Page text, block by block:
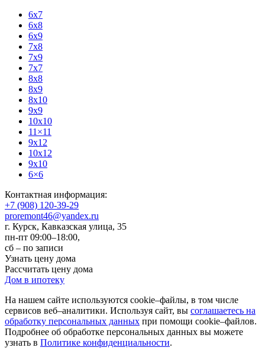
6x7
6x8
6x9
7x8
7x9
7x7
8x8
8x9
8x10
9x9
10x10
11×11
9x12
10x12
9x10
6×6
Контактная информация:
+7 (908) 120-39-29
proremont46@yandex.ru
г. Курск, Кавказская улица, 35
пн-пт 09:00–18:00,
сб – по записи
Узнать цену дома
Рассчитать цену дома
Дом в ипотеку
На нашем сайте используются cookie–файлы, в том числе
сервисов веб–аналитики. Используя сайт, вы соглашаетесь на
обработку персональных данных при помощи cookie–файлов.
Подробнее об обработке персональных данных вы можете
узнать в Политике конфиденциальности.